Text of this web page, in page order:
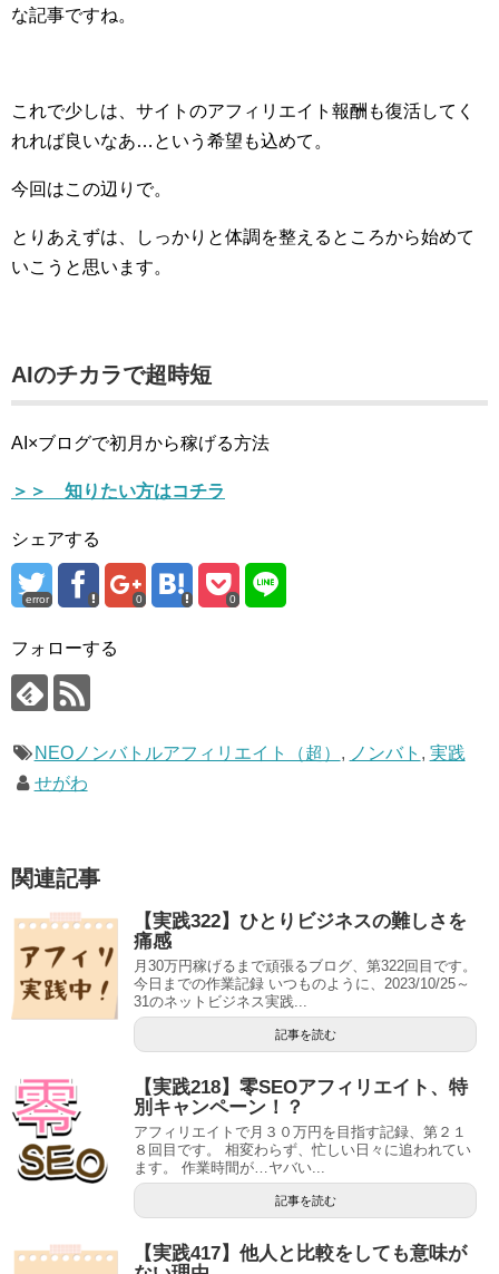
な記事ですね。
これで少しは、サイトのアフィリエイト報酬も復活してく
れれば良いなあ…という希望も込めて。
今回はこの辺りで。
とりあえずは、しっかりと体調を整えるところから始めて
いこうと思います。
AIのチカラで超時短
AI×ブログで初月から稼げる方法
＞＞ 知りたい方はコチラ
シェアする
error 0 0
フォローする
NEOノンバトルアフィリエイト（超） , ノンバト , 実践
せがわ
関連記事
【実践322】ひとりビジネスの難しさを
痛感
月30万円稼げるまで頑張るブログ、第322回目です。
今日までの作業記録 いつものように、2023/10/25～
31のネットビジネス実践...
記事を読む
【実践218】零SEOアフィリエイト、特
別キャンペーン！？
アフィリエイトで月３０万円を目指す記録、第２１
８回目です。 相変わらず、忙しい日々に追われてい
ます。 作業時間が…ヤバい...
記事を読む
【実践417】他人と比較をしても意味が